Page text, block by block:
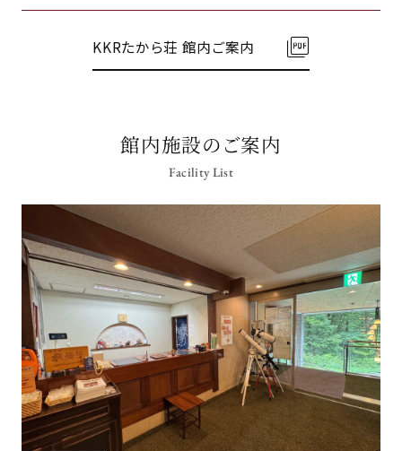
KKRたから荘 館内ご案内
館内施設のご案内
Facility List